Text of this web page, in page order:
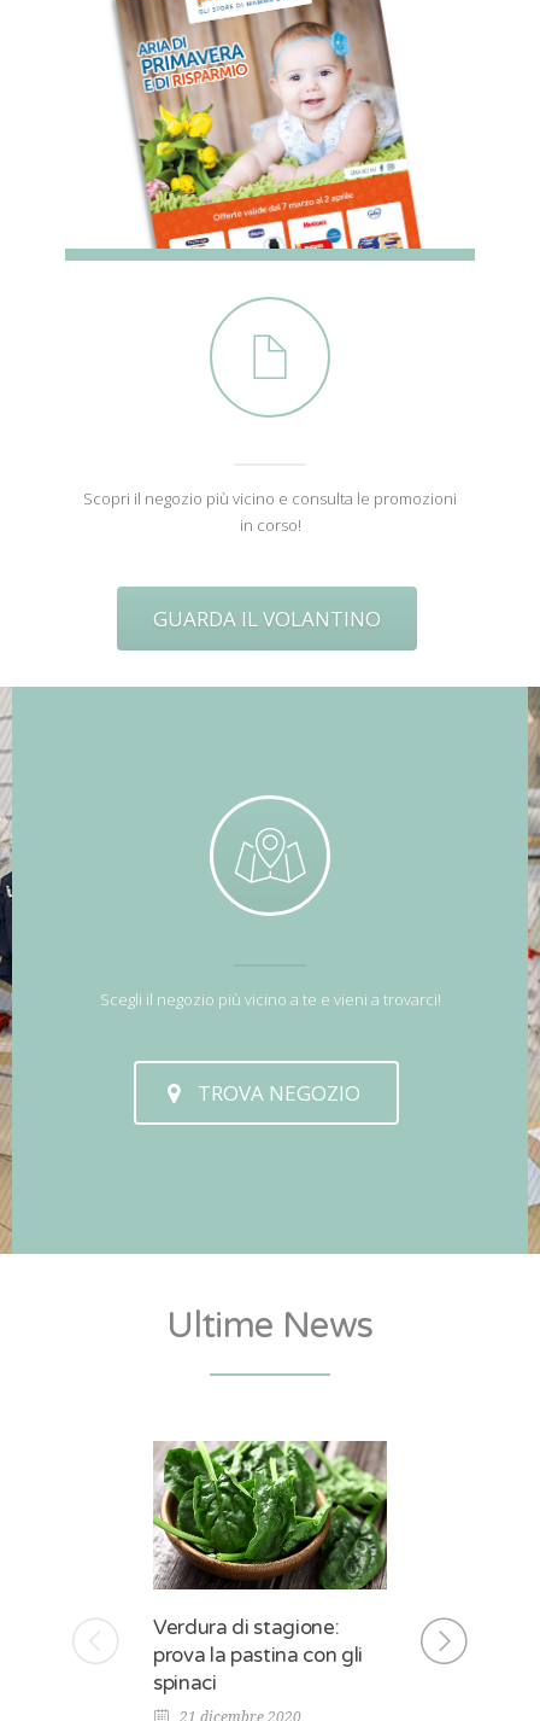
Scopri il negozio più vicino e consulta le promozioni
in corso!
GUARDA IL VOLANTINO
Scegli il negozio più vicino a te e vieni a trovarci!
TROVA NEGOZIO
Ultime News
Verdura di stagione:
prova la pastina con gli
spinaci
21 dicembre 2020
Gita in
sono le